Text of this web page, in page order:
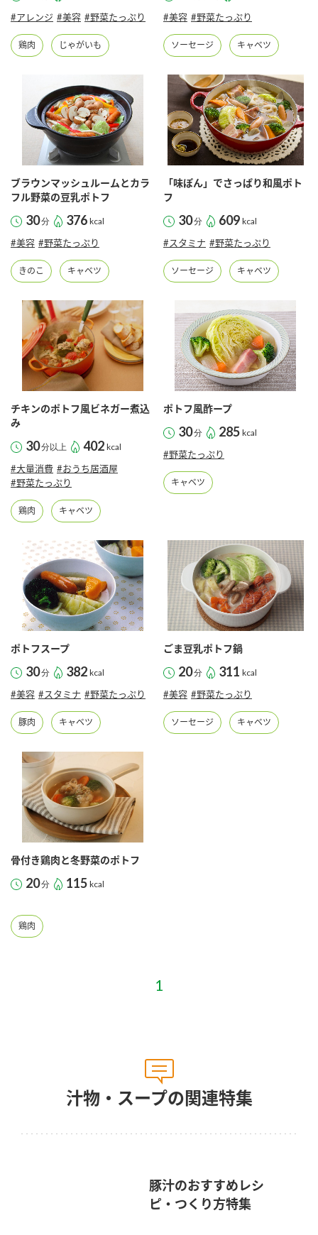
ふりかけ おすしの素
炊き込みご飯の素 米飯用調味液
納豆 Fibee
つゆ
鍋なび
納豆のサイト
三ツ判山吹
千夜
お酢を知ろう！
すしラボ
ぽん酢サワー
納豆の豆知識
ミツカンのCM
ロングセラー商品 ＋ おすすめレシピ
人気商品 ＋ おすすめレシピ
水の文化センター（アーカイブ）
MIM（ミツカンミュージアム）
各部門が大切にしていること
おいしさと健康への取り組み
キッザニア東京「ぽん酢工房」
お客様相談センター
お客様の声をいかしました
販売終了製品のご案内
よくあるご質問
お問い合わせ
地図から取り扱い店舗を探す
ミツカン公式通販
業務用サイト ミツカングループについて
#アレンジ #美容 #野菜たっぷり
鶏肉 じゃがいも
#美容 #野菜たっぷり
ソーセージ キャベツ
ブラウンマッシュルームとカラ
フル野菜の豆乳ポトフ
30分 376 kcal
#美容 #野菜たっぷり
きのこ キャベツ
「味ぽん」でさっぱり和風ポト
フ
30分 609 kcal
#スタミナ #野菜たっぷり
ソーセージ キャベツ
チキンのポトフ風ビネガー煮込
み
30分以上 402 kcal
#大量消費 #おうち居酒屋
#野菜たっぷり
鶏肉 キャベツ
ポトフ風酢ープ
30分 285 kcal
#野菜たっぷり
キャベツ
ポトフスープ
30分 382 kcal
#美容 #スタミナ #野菜たっぷり
豚肉 キャベツ
ごま豆乳ポトフ鍋
20分 311 kcal
#美容 #野菜たっぷり
ソーセージ キャベツ
骨付き鶏肉と冬野菜のポトフ
20分 115 kcal
鶏肉
汁物・スープの関連特集
豚汁のおすすめレシ
ピ・つくり方特集